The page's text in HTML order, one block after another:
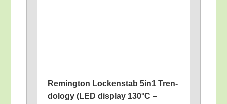
Reming­ton Locken­stab 5in1 Tren­
do­lo­gy (LED dis­play 130°C –